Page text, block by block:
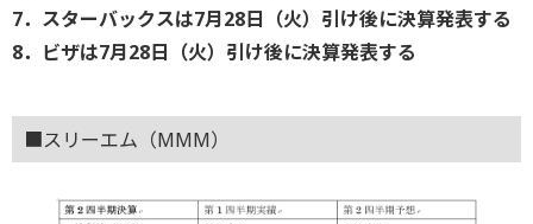
7．スターバックスは7月28日（火）引け後に決算発表する
8．ビザは7月28日（火）引け後に決算発表する
■スリーエム（MMM）